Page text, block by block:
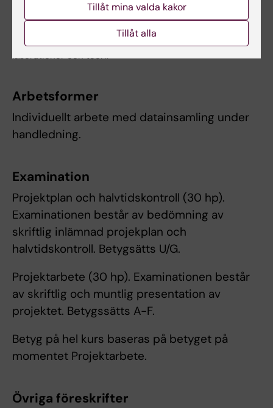
Betygsskala: AF
Projektet är ett individuellt arbete som utförs under
handledning och ska inkludera litteraturstudier,
laborationer och teori.
Arbetsformer
Individuellt arbete med datainsamling under
handledning.
Examination
Projektplan och halvtidskontroll (30 hp).
Examinationen består av bedömning av
skriftlig inlämnad projekplan och
halvtidskontroll. Betygsätts U/G.
Projektarbete (30 hp). Examinationen består
av skriftlig och muntlig presentation av
projektet. Betygssätts A-F.
Betyg på hel kurs baseras på betyget på
momentet Projektarbete.
Övriga föreskrifter
Tillåt mina valda kakor
Tillåt alla